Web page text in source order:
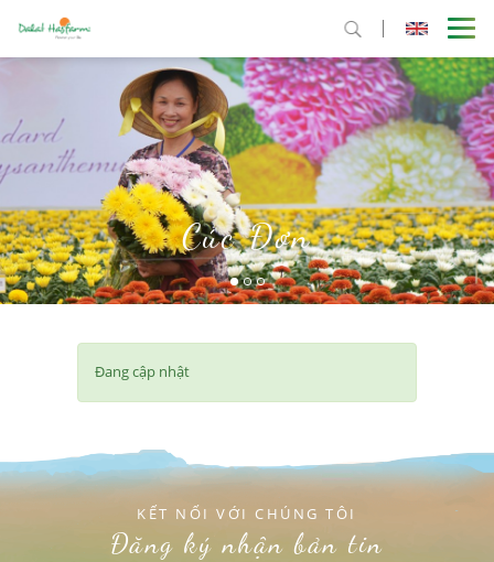
Cúc Đơn
Đang cập nhật
KẾT NỐI VỚI CHÚNG TÔI
Đăng ký nhận bản tin